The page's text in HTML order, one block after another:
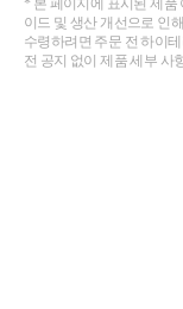
* 본 페이지에 표시된 제품
이드 및 생산 개선으로 인
수령하려면 주문 전 하이
전 공지 없이 제품 세부 사